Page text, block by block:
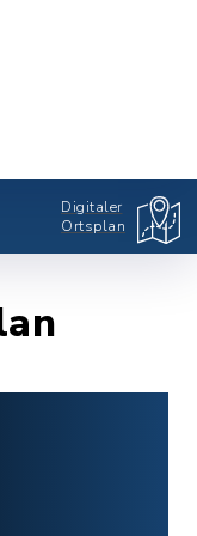
Digitaler
Ortsplan